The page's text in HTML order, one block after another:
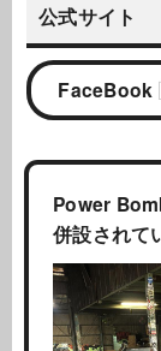
公式サイト
FaceBook
Power
併設されて